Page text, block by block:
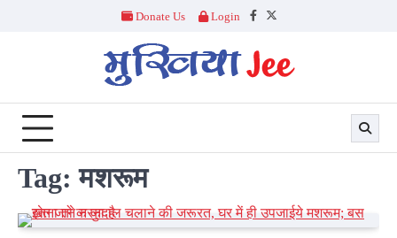
Donate Us Login
Facebook
Twitter
Tag:मशरूम